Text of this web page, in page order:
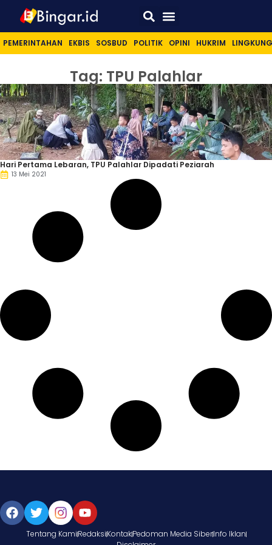
PEMERINTAHAN EKBIS SOSBUD POLITIK OPINI HUKRIM
Tag: TPU Palahlar
Hari Pertama Lebaran, TPU Palahlar Dipadati Peziarah
13 Mei 2021
Tentang KamiRedaksiKontakPedoman Media SiberInfo Iklan